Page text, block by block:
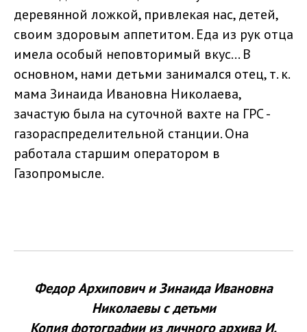
деревянной ложкой, привлекая нас, детей,
своим здоровым аппетитом. Еда из рук отца
имела особый неповторимый вкус... В
основном, нами детьми занимался отец, т. к.
мама Зинаида Ивановна Николаева,
зачастую была на суточной вахте на ГРС -
газораспределительной станции. Она
работала старшим оператором в
Газопромысле.
Федор Архипович и Зинаида Ивановна
Николаевы с детьми
Копия фотографии из личного архива И.